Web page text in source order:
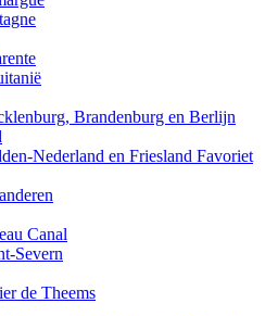
Brandenburg en Berlijn
Nederland en Friesland Favoriet
Canal
Severn
de Theems